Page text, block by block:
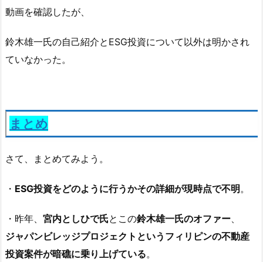
動画を確認したが、
鈴木雄一氏の自己紹介とESG投資について以外は明かされ
ていなかった。
まとめ
さて、まとめてみよう。
・ ESG投資をどのように行うかその詳細が現時点で不明。
・昨年、 宮内としひで氏とこの鈴木雄一氏のオファー
ジャパンビレッジプロジェクトというフィリピンの不動産
投資案件が暗礁に乗り上げている。